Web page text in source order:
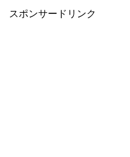
スポンサードリンク